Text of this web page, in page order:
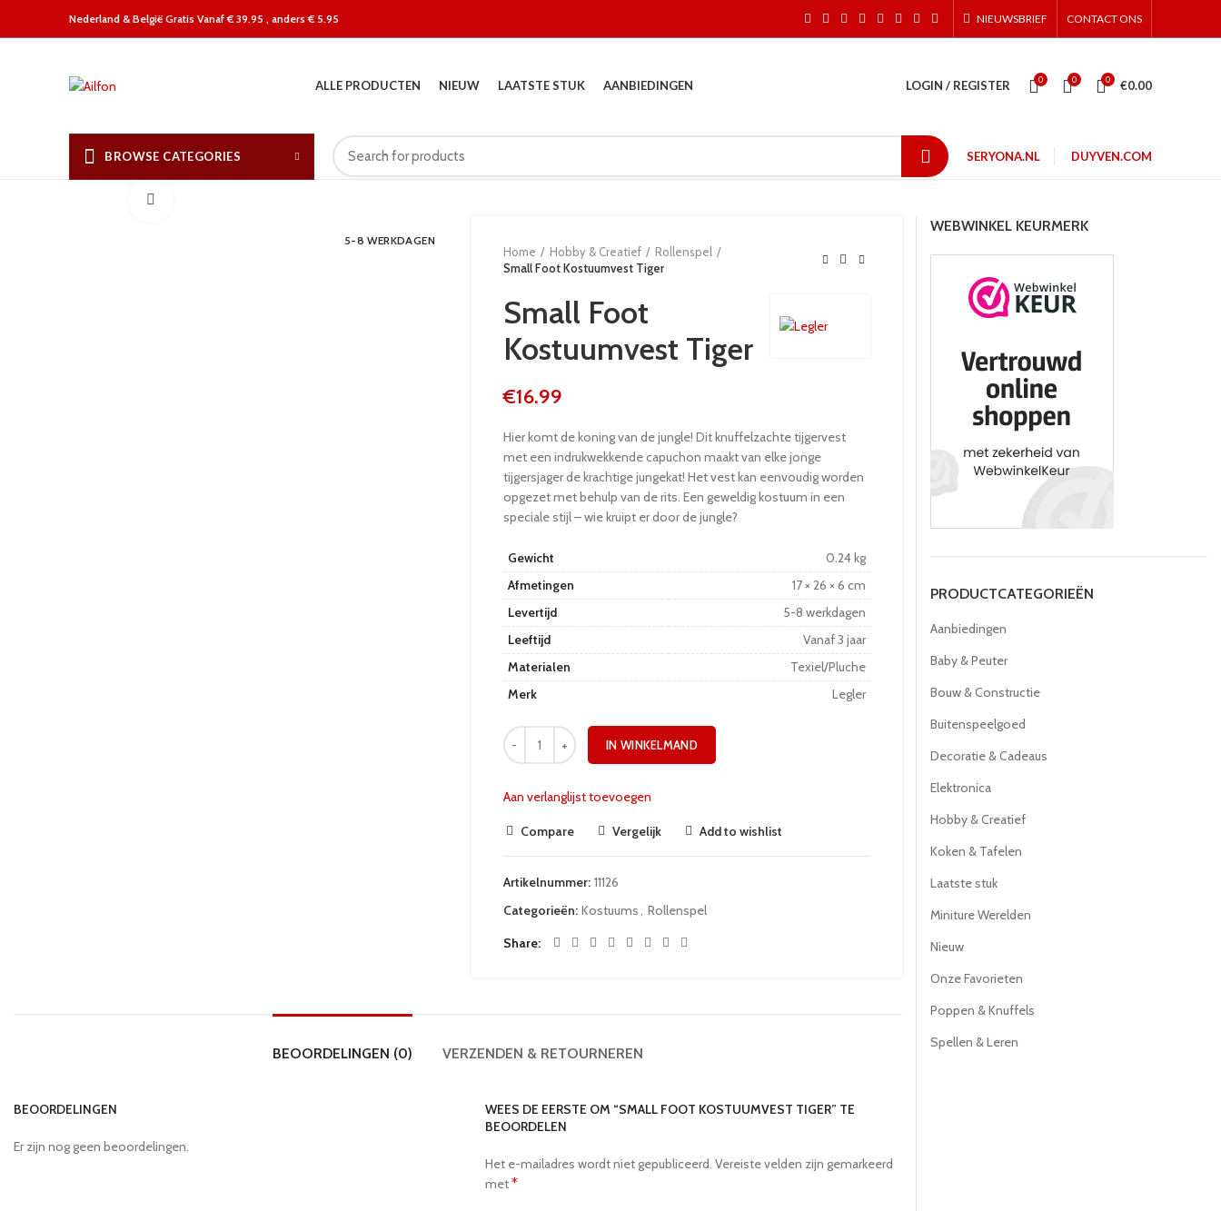
Nederland & België Gratis Vanaf € 39.95 , anders € 5.95 NIEUWSBRIEF CONTACT ONS
ALLE PRODUCTEN NIEUW LAATSTE STUK AANBIEDINGEN LOGIN / REGISTER 0 0 0 €0.00
BROWSE CATEGORIES SERYONA.NL DUYVEN.COM
5-8 WERKDAGEN
Home Hobby & Creatief
Rollenspel
Small Foot Kostuumvest Tiger
Small Foot
Kostuumvest Tiger
€16.99
Hier komt de koning van de jungle! Dit knuffelzachte tijgervest
met een indrukwekkende capuchon maakt van elke jonge
tijgersjager de krachtige jungekat! Het vest kan eenvoudig worden
opgezet met behulp van de rits. Een geweldig kostuum in een
speciale stijl – wie kruipt er door de jungle?
Gewicht
0.24 kg
Afmetingen
17 × 26 × 6 cm
Levertijd
5-8 werkdagen
Leeftijd
Vanaf 3 jaar
Materialen
Texiel/Pluche
Merk
Legler
IN WINKELMAND
Aan verlanglijst toevoegen
Compare Vergelijk Add to wishlist
Artikelnummer: 11126
Categorieën: Kostuums, Rollenspel
Share
BEOORDELINGEN (0) VERZENDEN & RETOURNEREN
BEOORDELINGEN
Er zijn nog geen beoordelingen.
WEES DE EERSTE OM “SMALL FOOT KOSTUUMVEST TIGER” TE
BEOORDELEN
Het e-mailadres wordt niet gepubliceerd. Vereiste velden zijn gemarkeerd
met*
WEBWINKEL KEURMERK
PRODUCTCATEGORIEËN
Aanbiedingen
Baby & Peuter
Bouw & Constructie
Buitenspeelgoed
Decoratie & Cadeaus
Elektronica
Hobby & Creatief
Koken & Tafelen
Laatste stuk
Miniture Werelden
Nieuw
Onze Favorieten
Poppen & Knuffels
Spellen & Leren